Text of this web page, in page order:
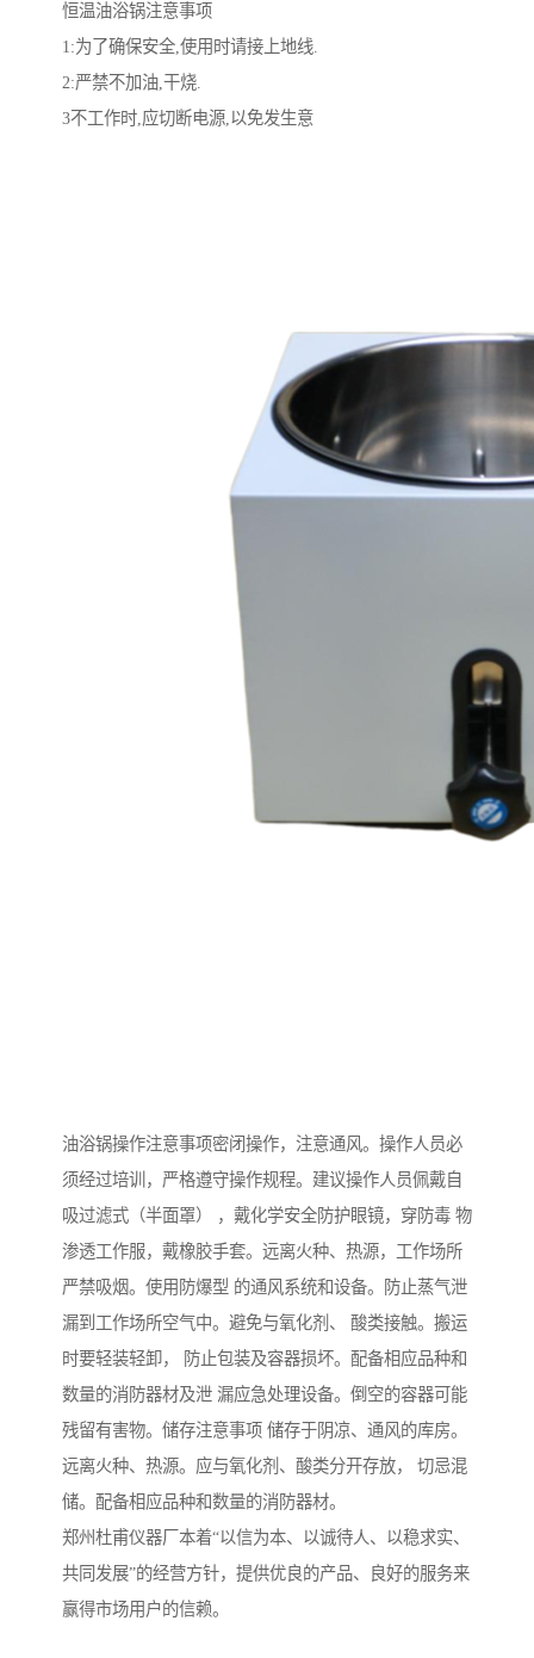
恒温油浴锅注意事项
1:为了确保安全,使用时请接上地线.
2:严禁不加油,干烧.
3不工作时,应切断电源,以免发生意
油浴锅操作注意事项密闭操作，注意通风。操作人员必
须经过培训，严格遵守操作规程。建议操作人员佩戴自
吸过滤式（半面罩） ，戴化学安全防护眼镜，穿防毒 物
渗透工作服，戴橡胶手套。远离火种、热源，工作场所
严禁吸烟。使用防爆型 的通风系统和设备。防止蒸气泄
漏到工作场所空气中。避免与氧化剂、 酸类接触。搬运
时要轻装轻卸， 防止包装及容器损坏。配备相应品种和
数量的消防器材及泄 漏应急处理设备。倒空的容器可能
残留有害物。储存注意事项 储存于阴凉、通风的库房。
远离火种、热源。应与氧化剂、酸类分开存放， 切忌混
储。配备相应品种和数量的消防器材。
郑州杜甫仪器厂本着“以信为本、以诚待人、以稳求实、
共同发展”的经营方针，提供优良的产品、良好的服务来
赢得市场用户的信赖。